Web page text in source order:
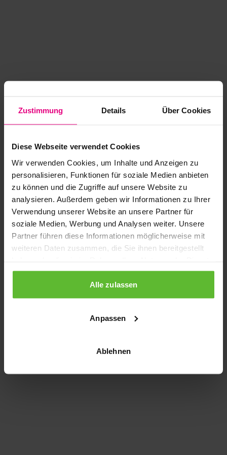
Zustimmung Details Über Cookies
Diese Webseite verwendet Cookies
Wir verwenden Cookies, um Inhalte und Anzeigen zu
personalisieren, Funktionen für soziale Medien anbieten
zu können und die Zugriffe auf unsere Website zu
analysieren. Außerdem geben wir Informationen zu Ihrer
Verwendung unserer Website an unsere Partner für
soziale Medien, Werbung und Analysen weiter. Unsere
Partner führen diese Informationen möglicherweise mit
weiteren Daten zusammen, die Sie ihnen bereitgestellt
gesammelt haben.
Alle zulassen
Anpassen
Ablehnen
Application error: a client-side exception has occurred
loading www.kurzwego.de (see the browser console for more
information).